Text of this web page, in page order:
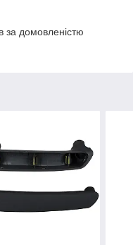
за домовленістю